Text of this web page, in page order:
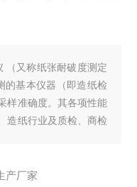
（又称纸张耐破度测定
的基本仪器（即造纸检
样准确度。其各项性能
造纸行业及质检、商检
产厂家